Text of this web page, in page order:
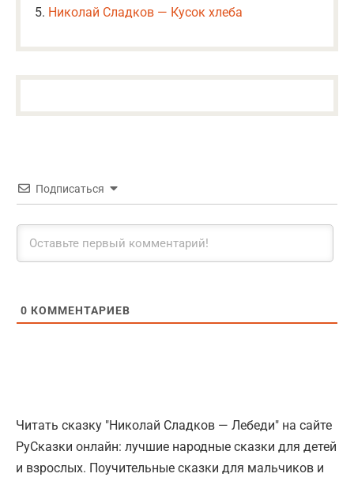
Николай Сладков — Кусок хлеба
Подписаться
0 КОММЕНТАРИЕВ
Читать сказку "Николай Сладков — Лебеди" на сайте
РуСказки онлайн: лучшие народные сказки для детей
и взрослых. Поучительные сказки для мальчиков и